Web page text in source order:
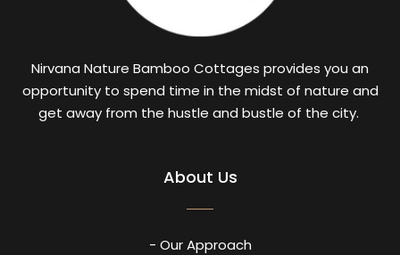
Nirvana Nature Bamboo Cottages provides you an
opportunity to spend time in the midst of nature and
get away from the hustle and bustle of the city.
About Us
- Our Approach